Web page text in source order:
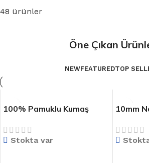
48 ürünler
Öne Çıkan
NEWFEATUREDTOP
100% Pamuklu Kumaş
Askeri Saf Pamuk Şerit
Stokta var
10mm